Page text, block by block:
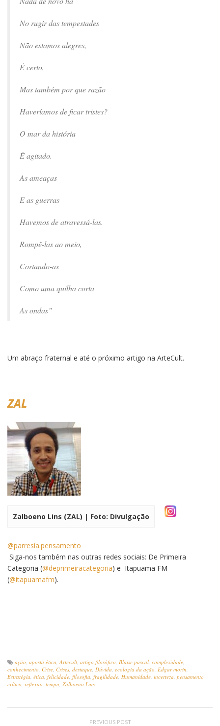
No rugir das tempestades
Não estamos alegres,
É certo,
Mas também por que razão
Haveríamos de ficar tristes?
O mar da história
É agitado.
As ameaças
E as guerras
Havemos de atravessá-las.
Rompê-las ao meio,
Cortando-as
Como uma quilha corta
As ondas”
Um abraço fraternal e até o próximo artigo na ArteCult.
ZAL
Zalboeno Lins (ZAL) | Foto: Divulgação
@parresia.pensamento
Siga-nos também nas outras redes sociais: De Primeira
Categoria (@deprimeiracategoria) e Itapuama FM
(@itapuamafm).
ação aposta ética Artecult artigo filosófico Blaise pascal complexidade
conhecimento Crise Crises destaque Dúvida ecologia da ação Edgar morin
Estratégia ética felicidade filosofia fragilidade Humanidade incerteza pensamento
crítico reflexão tempo Zalboeno Lins
PREVIOUS POST